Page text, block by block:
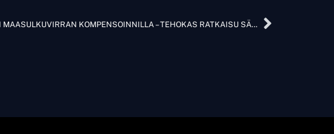
SHUNTTIREAKTORI MAASULKUVIRRAN KOMPENSOINNILLA – TEHOKAS RATKAISU SÄHKÖVERKON TURVALLISUUTEEN JA TOIMITUSVARMUUTEEN